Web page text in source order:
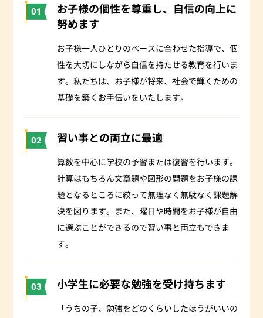
01
お子様の個性を尊重し、自信の向上に
努めます
お子様一人ひとりのペースに合わせた指導で、個
性を大切にしながら自信を持たせる教育を行いま
す。私たちは、お子様が将来、社会で輝くための
基礎を築くお手伝いをいたします。
02 習い事との両立に最適
算数を中心に学校の予習または復習を行います。
計算はもちろん文章題や図形の問題をお子様の課
題となるところに絞って無理なく無駄なく課題解
決を図ります。また、曜日や時間をお子様が自由
に選ぶことができるので習い事と両立もできま
す。
03 小学生に必要な勉強を受け持ちます
「うちの子、勉強をどのくらいしたほうがいいの